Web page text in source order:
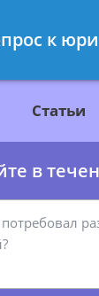
Статьи
в
к